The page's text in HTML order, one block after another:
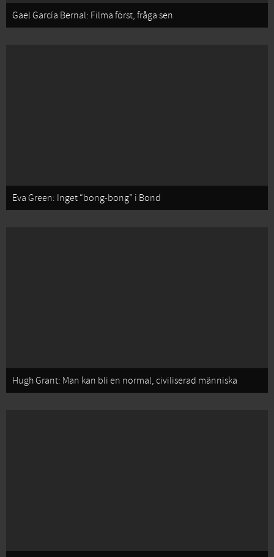
Gael García Bernal: Filma först, fråga sen
Eva Green: Inget “bong-bong” i Bond
Hugh Grant: Man kan bli en normal, civiliserad människa